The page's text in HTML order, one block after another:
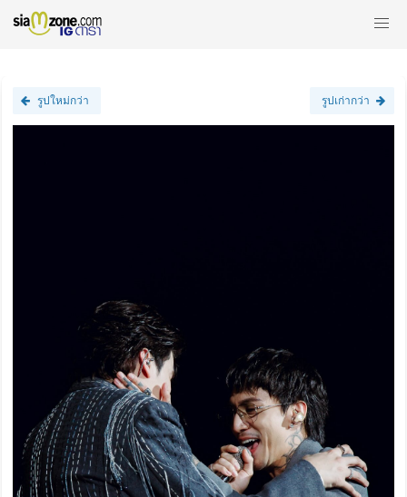
รูปใหม่กว่า รูปเก่ากว่า